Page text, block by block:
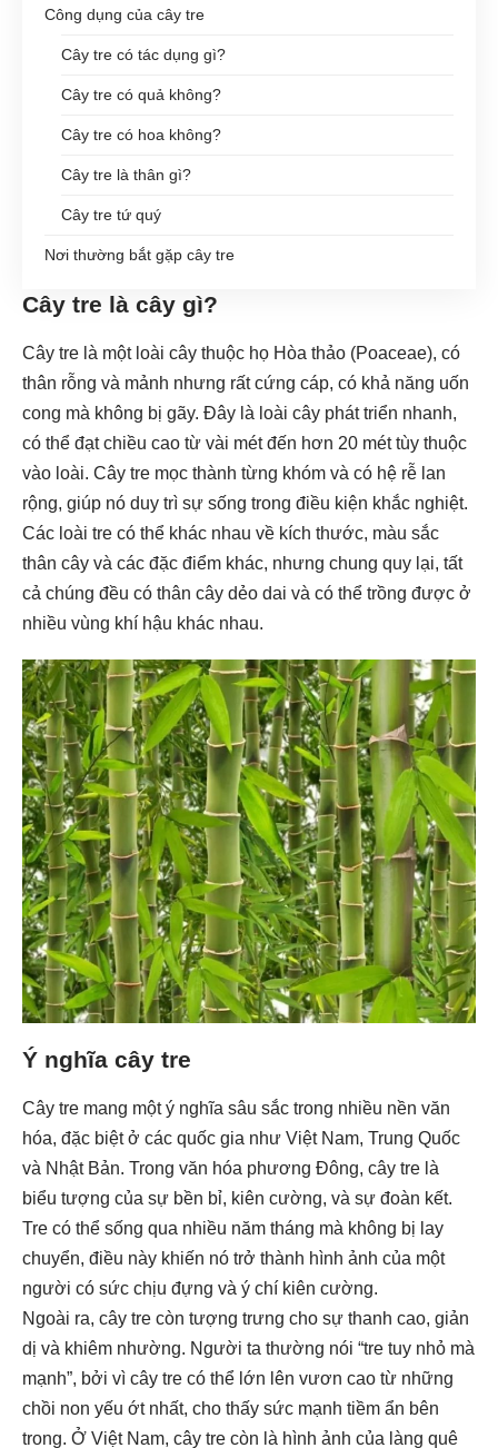
Công dụng của cây tre
Cây tre có tác dụng gì?
Cây tre có quả không?
Cây tre có hoa không?
Cây tre là thân gì?
Cây tre tứ quý
Nơi thường bắt gặp cây tre
Cây tre là cây gì?
Cây tre là một loài cây thuộc họ Hòa thảo (Poaceae), có
thân rỗng và mảnh nhưng rất cứng cáp, có khả năng uốn
cong mà không bị gãy. Đây là loài cây phát triển nhanh,
có thể đạt chiều cao từ vài mét đến hơn 20 mét tùy thuộc
vào loài. Cây tre mọc thành từng khóm và có hệ rễ lan
rộng, giúp nó duy trì sự sống trong điều kiện khắc nghiệt.
Các loài tre có thể khác nhau về kích thước, màu sắc
thân cây và các đặc điểm khác, nhưng chung quy lại, tất
cả chúng đều có thân cây dẻo dai và có thể trồng được ở
nhiều vùng khí hậu khác nhau.
Ý nghĩa cây tre
Cây tre mang một ý nghĩa sâu sắc trong nhiều nền văn
hóa, đặc biệt ở các quốc gia như Việt Nam, Trung Quốc
và Nhật Bản. Trong văn hóa phương Đông, cây tre là
biểu tượng của sự bền bỉ, kiên cường, và sự đoàn kết.
Tre có thể sống qua nhiều năm tháng mà không bị lay
chuyển, điều này khiến nó trở thành hình ảnh của một
người có sức chịu đựng và ý chí kiên cường.
Ngoài ra, cây tre còn tượng trưng cho sự thanh cao, giản
dị và khiêm nhường. Người ta thường nói “tre tuy nhỏ mà
mạnh”, bởi vì cây tre có thể lớn lên vươn cao từ những
chồi non yếu ớt nhất, cho thấy sức mạnh tiềm ẩn bên
trong. Ở Việt Nam, cây tre còn là hình ảnh của làng quê